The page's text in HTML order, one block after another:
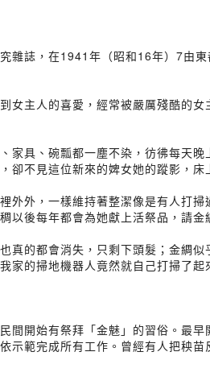
誌，在1941年（昭和16年）7由
主人的喜愛，經常被嚴厲殘酷的
具、碗瓢都一塵不染，彷彿每天
不見這位新來的婢女她的蹤影，
外，一樣維持著整潔像是有人打
後每年都會為她獻上活祭品，請金
的都會消失，只剩下頭髮；金綢
家的掃地機器人竟然就自己打掃了
開始有祭拜「金魅」的習俗。最
範完成所有工作。曾經有人把秧